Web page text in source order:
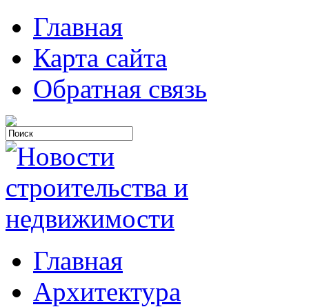
Главная
Карта сайта
Обратная связь
Главная
Архитектура